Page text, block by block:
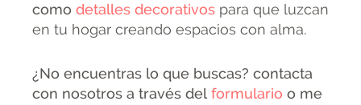
como detalles decorativos para que luzcan
en tu hogar creando espacios con alma.
¿No encuentras lo que buscas? contacta
con nosotros a través del formulario o me